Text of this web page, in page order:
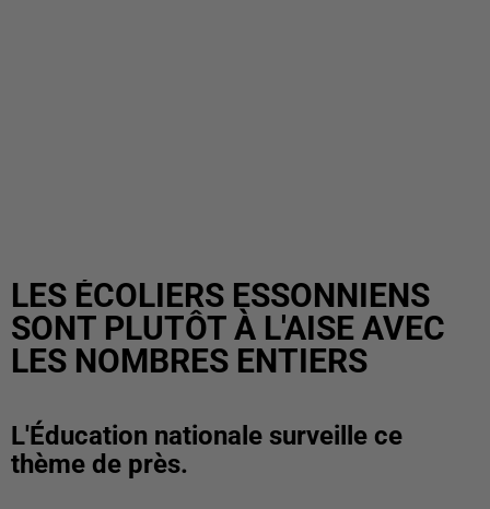
LES ÉCOLIERS ESSONNIENS
SONT PLUTÔT À L'AISE AVEC
LES NOMBRES ENTIERS
L'Éducation nationale surveille ce
thème de près.